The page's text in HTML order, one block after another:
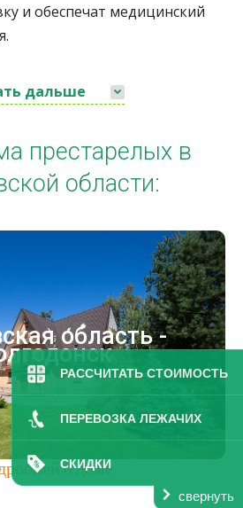
РАССЧИТАТЬ СТОИМОСТЬ
ПЕРЕВОЗКА ЛЕЖАЧИХ
СКИДКИ
свернуть
и обеспечат медицинский
дальше
престарелых в
области:
область -
для престарелых
область
Волгодонск
о доме